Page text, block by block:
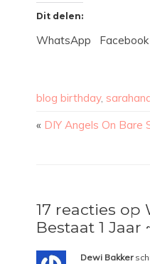
Dit delen:
WhatsApp Facebook
blog birthday,
« DIY Angels On Bare
17 reacties op
Bestaat 1 Jaar
Dewi Bakker